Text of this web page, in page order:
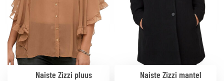
Naiste Zizzi pluus
Naiste Zizzi mantel